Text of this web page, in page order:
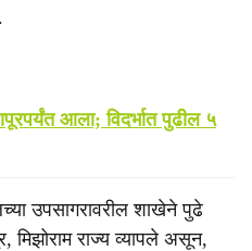
आला; विदर्भात पुढील ५
उपसागरावरील शाखेने पुढे
मिझोराम राज्य व्यापले असून,